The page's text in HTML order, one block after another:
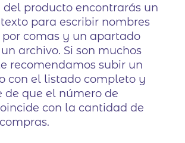
del producto encontrarás un
para escribir nombres
por comas y un apartado
archivo. Si son muchos
recomendamos subir un
con el listado completo y
de que el número de
con la cantidad de